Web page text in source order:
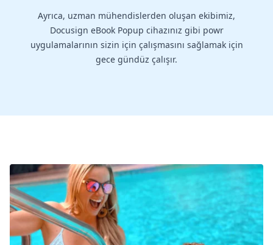
Ayrıca, uzman mühendislerden oluşan ekibimiz,
Docusign eBook Popup cihazınız gibi powr
uygulamalarının sizin için çalışmasını sağlamak için
gece gündüz çalışır.